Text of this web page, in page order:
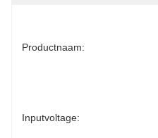
Productnaam:
Inputvoltage: